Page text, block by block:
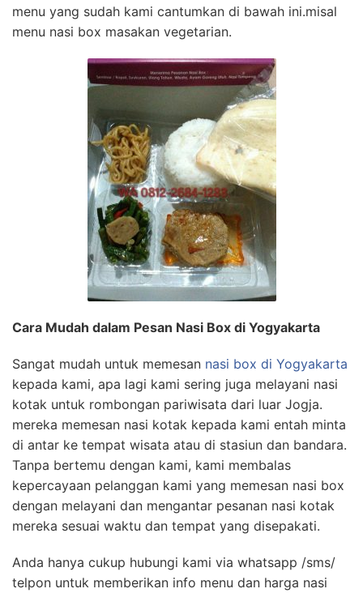
menu yang sudah kami cantumkan di bawah ini.misal
menu nasi box masakan vegetarian.
Cara Mudah dalam Pesan Nasi Box di Yogyakarta
Sangat mudah untuk memesan nasi box di Yogyakarta
kepada kami, apa lagi kami sering juga melayani nasi
kotak untuk rombongan pariwisata dari luar Jogja.
mereka memesan nasi kotak kepada kami entah minta
di antar ke tempat wisata atau di stasiun dan bandara.
Tanpa bertemu dengan kami, kami membalas
kepercayaan pelanggan kami yang memesan nasi box
dengan melayani dan mengantar pesanan nasi kotak
mereka sesuai waktu dan tempat yang disepakati.
Anda hanya cukup hubungi kami via whatsapp /sms/
telpon untuk memberikan info menu dan harga nasi